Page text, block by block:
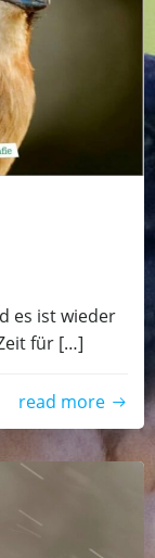
es ist wieder
für […]
read more